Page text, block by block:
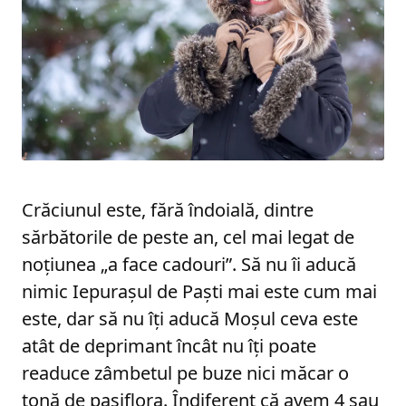
Crăciunul este, fără îndoială, dintre
sărbătorile de peste an, cel mai legat de
noțiunea „a face cadouri”. Să nu îi aducă
nimic Iepurașul de Paști mai este cum mai
este, dar să nu îți aducă Moșul ceva este
atât de deprimant încât nu îți poate
readuce zâmbetul pe buze nici măcar o
tonă de pasiflora. Îndiferent că avem 4 sau